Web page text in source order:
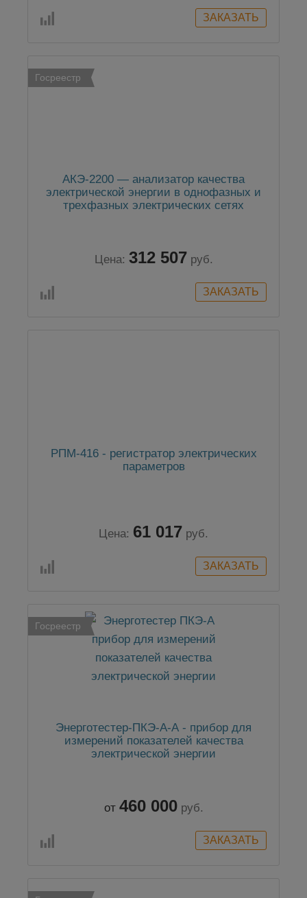
Госреестр
АКЭ-2200 — анализатор качества
электрической энергии в однофазных и
трехфазных электрических сетях
Цена: 312 507 руб.
РПМ-416 - регистратор электрических
параметров
Цена: 61 017 руб.
Госреестр
Энерготестер-ПКЭ-А-А - прибор для
измерений показателей качества
электрической энергии
от 460 000 руб.